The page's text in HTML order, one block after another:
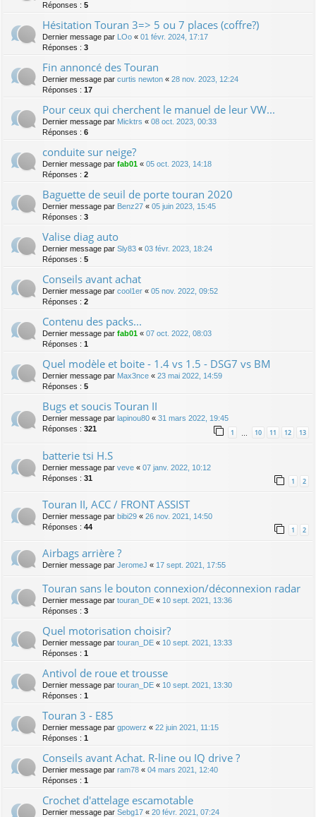
Réponses : 5
Hésitation Touran 3=> 5 ou 7 places (coffre?)
Dernier message par LOo « 01 févr. 2024, 17:17
Réponses : 3
Fin annoncé des Touran
Dernier message par curtis newton « 28 nov. 2023, 12:24
Réponses : 17
Pour ceux qui cherchent le manuel de leur VW...
Dernier message par Micktrs « 08 oct. 2023, 00:33
Réponses : 6
conduite sur neige?
Dernier message par fab01 « 05 oct. 2023, 14:18
Réponses : 2
Baguette de seuil de porte touran 2020
Dernier message par Benz27 « 05 juin 2023, 15:45
Réponses : 3
Valise diag auto
Dernier message par Sly83 « 03 févr. 2023, 18:24
Réponses : 5
Conseils avant achat
Dernier message par cool1er « 05 nov. 2022, 09:52
Réponses : 2
Contenu des packs...
Dernier message par fab01 « 07 oct. 2022, 08:03
Réponses : 1
Quel modèle et boite - 1.4 vs 1.5 - DSG7 vs BM
Dernier message par Max3nce « 23 mai 2022, 14:59
Réponses : 5
Bugs et soucis Touran II
Dernier message par lapinou80 « 31 mars 2022, 19:45
Réponses : 321 1 10 11 12 13
batterie tsi H.S
Dernier message par veve « 07 janv. 2022, 10:12
Réponses : 31 1 2
Touran II, ACC / FRONT ASSIST
Dernier message par bibi29 « 26 nov. 2021, 14:50
Réponses : 44 1 2
Airbags arrière ?
Dernier message par JeromeJ « 17 sept. 2021, 17:55
Touran sans le bouton connexion/déconnexion radar
Dernier message par touran_DE « 10 sept. 2021, 13:36
Réponses : 3
Quel motorisation choisir?
Dernier message par touran_DE « 10 sept. 2021, 13:33
Réponses : 1
Antivol de roue et trousse
Dernier message par touran_DE « 10 sept. 2021, 13:30
Réponses : 1
Touran 3 - E85
Dernier message par gpowerz « 22 juin 2021, 11:15
Réponses : 1
Conseils avant Achat. R-line ou IQ drive ?
Dernier message par ram78 « 04 mars 2021, 12:40
Réponses : 1
Crochet d'attelage escamotable
Dernier message par Sebg17 « 20 févr. 2021, 07:24